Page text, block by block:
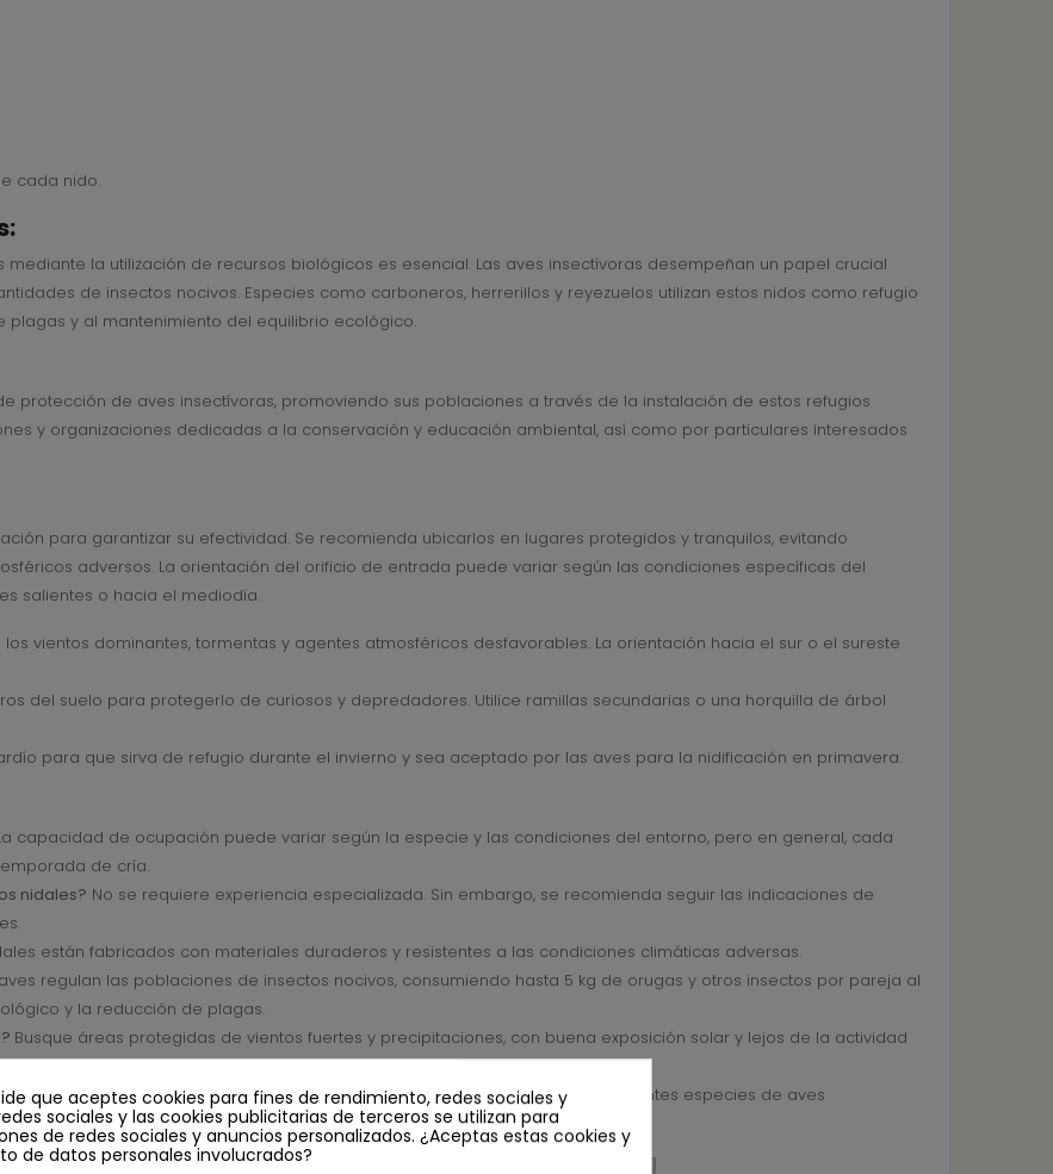
cada nido.
la utilización de recursos biológicos es esencial. Las aves insectívoras desempeñan un papel crucial
de insectos nocivos. Especies como carboneros, herrerillos y reyezuelos utilizan estos nidos como refugio
y al mantenimiento del equilibrio ecológico.
protección de aves insectívoras, promoviendo sus poblaciones a través de la instalación de estos refugios
y organizaciones dedicadas a la conservación y educación ambiental, así como por particulares interesados
para garantizar su efectividad. Se recomienda ubicarlos en lugares protegidos y tranquilos, evitando
adversos. La orientación del orificio de entrada puede variar según las condiciones específicas del
salientes o hacia el mediodía.
vientos dominantes, tormentas y agentes atmosféricos desfavorables. La orientación hacia el sur o el sureste
del suelo para protegerlo de curiosos y depredadores. Utilice ramillas secundarias o una horquilla de árbol
para que sirva de refugio durante el invierno y sea aceptado por las aves para la nidificación en primavera.
capacidad de ocupación puede variar según la especie y las condiciones del entorno, pero en general, cada
de cría.
nidales? No se requiere experiencia especializada. Sin embargo, se recomienda seguir las indicaciones de
están fabricados con materiales duraderos y resistentes a las condiciones climáticas adversas.
regulan las poblaciones de insectos nocivos, consumiendo hasta 5 kg de orugas y otros insectos por pareja al
y la reducción de plagas.
Busque áreas protegidas de vientos fuertes y precipitaciones, con buena exposición solar y lejos de la actividad
la instalación de varios nidales promueve la diversidad y la presencia de diferentes especies de aves
que aceptes cookies para fines de rendimiento, redes sociales y
sociales y las cookies publicitarias de terceros se utilizan para
de redes sociales y anuncios personalizados. ¿Aceptas estas cookies y
de datos personales involucrados?